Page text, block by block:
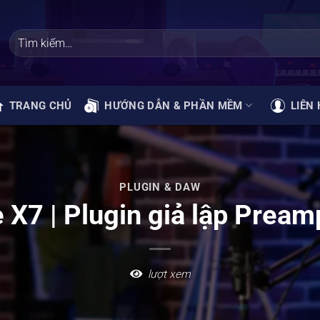
TRANG CHỦ HƯỚNG DẪN & PHẦN MỀM LIÊN
PLUGIN & DAW
| Plugin giả lập
lượt xem